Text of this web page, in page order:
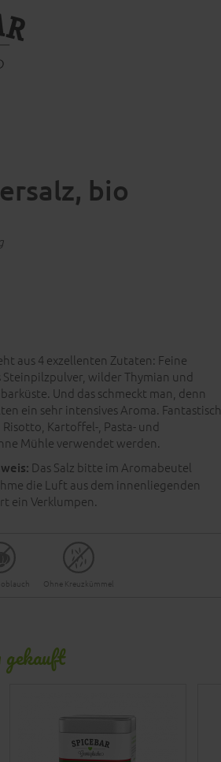
bio
aus 4 exzellenten Zutaten: Feine
wilder Thymian und
Und das schmeckt man, denn
ein sehr intensives Aroma. Fantastisch
Kartoffel-, Pasta- und
Mühle verwendet werden.
Das Salz bitte im Aromabeutel
die Luft aus dem innenliegenden
ein Verklumpen.
Ohne Kreuzkümmel